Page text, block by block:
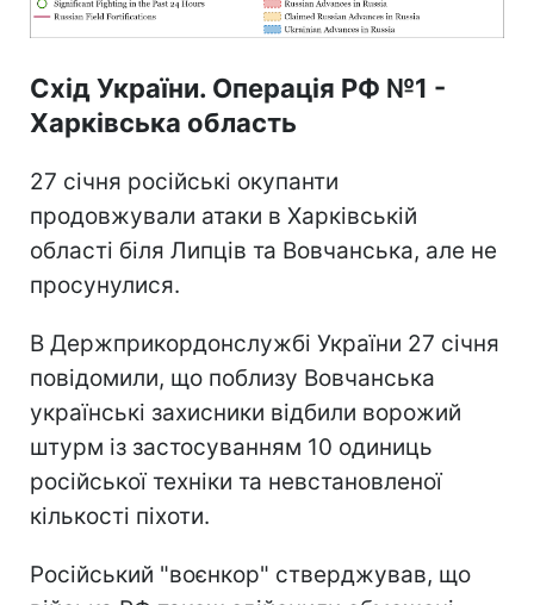
Схід України. Операція РФ №1 -
Харківська область
27 січня російські окупанти
продовжували атаки в Харківській
області біля Липців та Вовчанська, але не
просунулися.
В Держприкордонслужбі України 27 січня
повідомили, що поблизу Вовчанська
українські захисники відбили ворожий
штурм із застосуванням 10 одиниць
російської техніки та невстановленої
кількості піхоти.
Російський "воєнкор" стверджував, що